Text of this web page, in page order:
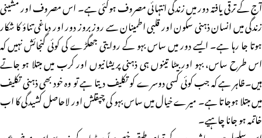
آج کے ترقی یافتہ دور میں زندگی انتہائی مصروف ہوگئی ہے۔ اس مصروف اور مشینی
زندگی میں انسان ذہنی سکون اور قلبی اطمینان سے روز بروز دور اور دماغی تناؤ کا شکار
ہوتا جا رہا ہے۔ ایسے دور میں ساس بہو کے روایتی جھگڑے کی کوئی گنجائش نہیں کہ
اس طرح ساس، بہو اور بیٹا تینوں ہی ذہنی پریشانیوں اور کرب میں مبتلا ہو جاتے
ہیں۔ظاہر ہے کہ جب کوئی کسی دوسرے کو تکلیف دیتا ہے تو وہ خود بھی ذہنی تکلیف
میں مبتلا ہوجاتا ہے۔ میرے خیال میں ساس بہو کی چپقلش اور لاحاصل کشیدگی کا اب
خاتمہ ہو جانا چاہیے۔